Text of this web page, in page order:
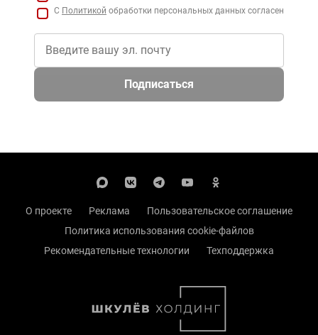
С Политикой обработки персональных данных согласен
Подписаться
О проекте Реклама
Пользовательское соглашение
Политика использования cookie-файлов
Рекомендательные технологии
Техподдержка